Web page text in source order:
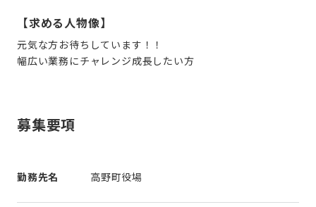
【求める人物像】
元気な方お待ちしています！！
幅広い業務にチャレンジ成長したい方
募集要項
勤務先名 高野町役場